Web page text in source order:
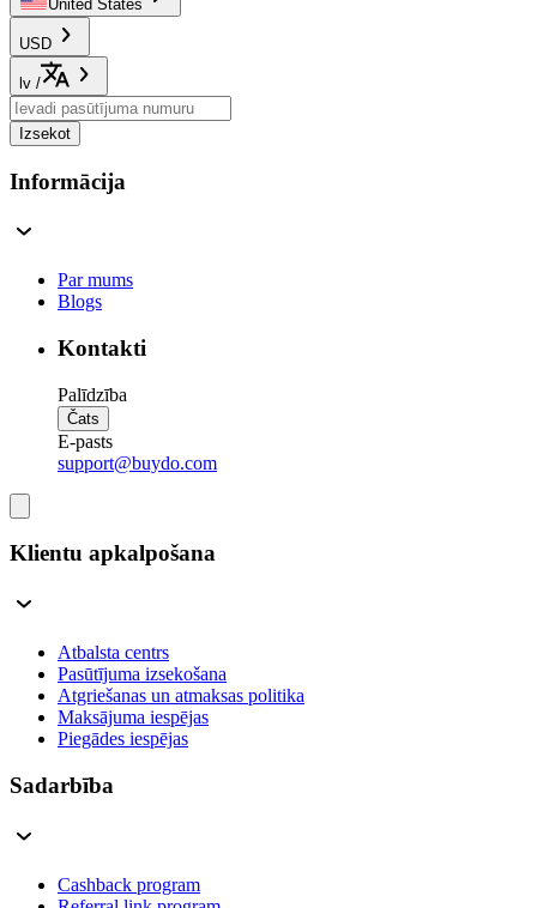
United States
USD
lv /
Izsekot
Informācija
Par mums
Blogs
Kontakti
Palīdzība
Čats
E-pasts
support@buydo.com
Klientu apkalpošana
Atbalsta centrs
Pasūtījuma izsekošana
Atgriešanas un atmaksas politika
Maksājuma iespējas
Piegādes iespējas
Sadarbība
Cashback program